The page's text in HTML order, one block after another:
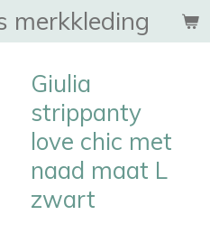
merkkleding
Giulia
strippanty
love chic met
naad maat L
zwart